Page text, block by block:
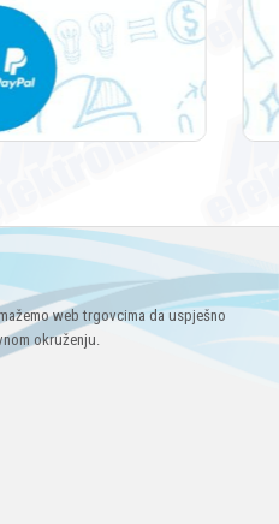
web trgovcima da uspješno
okruženju.